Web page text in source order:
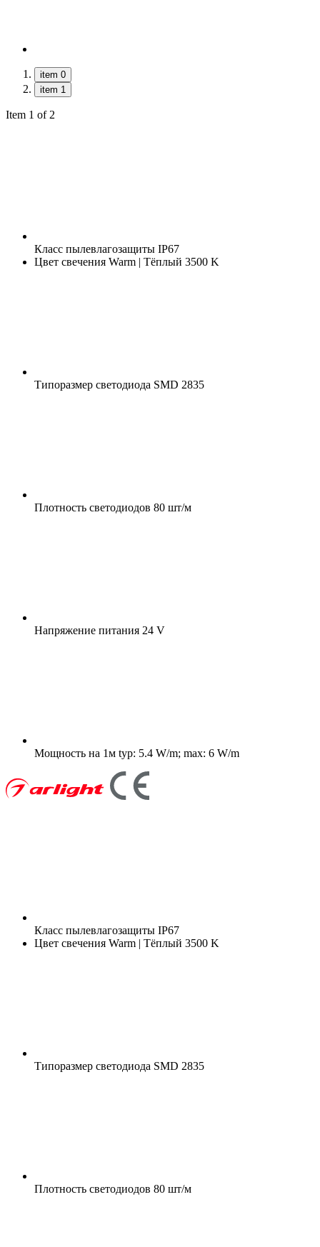
item 0
item 1
Item 1 of 2
Класс пылевлагозащиты IP67
Цвет свечения Warm | Тёплый 3500 K
Типоразмер светодиода SMD 2835
Плотность светодиодов 80 шт/м
Напряжение питания 24 V
Мощность на 1м typ: 5.4 W/m; max: 6 W/m
Класс пылевлагозащиты IP67
Цвет свечения Warm | Тёплый 3500 K
Типоразмер светодиода SMD 2835
Плотность светодиодов 80 шт/м